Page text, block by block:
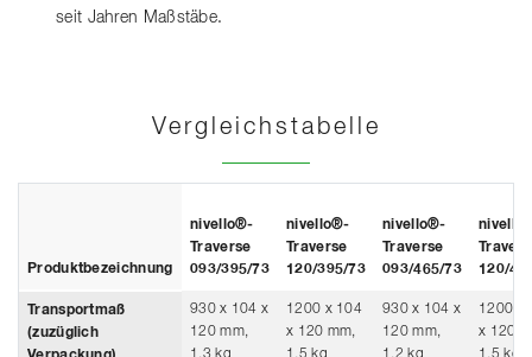
seit Jahren Maßstäbe.
Vergleichstabelle
Produktbezeichnung
nivello®-
Traverse
093/395/73
nivello®-
Traverse
120/395/73
nivello®-
Traverse
093/465/73
120/
Transportmaß
(zuzüglich
930 x 104 x
120 mm,
1200 x 104
x 120 mm,
930 x 104 x
120 mm,
1200 x
x 120